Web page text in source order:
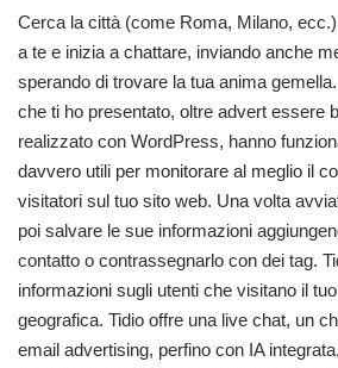
Cerca la città (come Roma, Milano,
a te e inizia a chattare, inviando anche
sperando di trovare la tua anima
che ti ho presentato, oltre advert essere
realizzato con WordPress, hanno
davvero utili per monitorare al meglio il
visitatori sul tuo sito web. Una volta
poi salvare le sue informazioni
contatto o contrassegnarlo con dei tag.
informazioni sugli utenti che visitano il
geografica. Tidio offre una live chat, un
email advertising, perfino con IA